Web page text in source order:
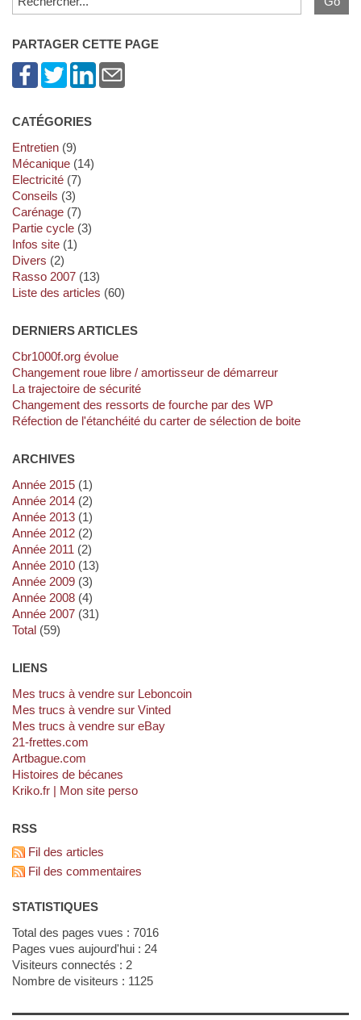
PARTAGER CETTE PAGE
CATÉGORIES
Entretien(9)
Mécanique(14)
Electricité(7)
Conseils (3)
Carénage(7)
Partie cycle(3)
Infos site(1)
Divers (2)
Rasso 2007(13)
Liste des articles (60)
DERNIERS ARTICLES
cbr1000f.org évolue
Changement roue libre / amortisseur de démarreur
La trajectoire de sécurité
Changement des ressorts de fourche par des WP
Réfection de l'étanchéité du carter de sélection de boite
ARCHIVES
année 2015(1)
année 2014(2)
année 2013(1)
année 2012(2)
année 2011 (2)
année 2010(13)
année 2009(3)
année 2008(4)
année 2007(31)
total (59)
LIENS
Mes trucs à vendre sur Leboncoin
Mes trucs à vendre sur Vinted
Mes trucs à vendre sur eBay
21-frettes.com
artbague.com
Histoires de bécanes
kriko.fr | Mon site perso
RSS
Fil des articles
Fil des commentaires
STATISTIQUES
Total des pages vues : 7016
Pages vues aujourd'hui : 24
Visiteurs connectés : 2
Nombre de visiteurs : 1125